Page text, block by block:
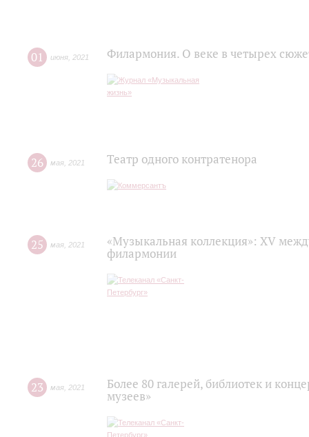
01 июня 2021 Филармония. О веке в четырех
26 мая 2021 Театр одного контратенора
25 мая 2021
«Музыкальная коллекция»: XV
филармонии
23 мая 2021
Более 80 галерей, библиотек и
музеев»